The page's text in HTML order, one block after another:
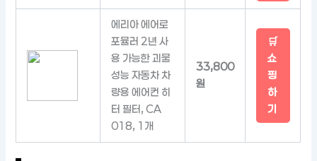
에리아 에어로
포뮬러 2년 사
용 가능한 괴물
성능 자동차 차
량용 에어컨 히
터 필터, CA
018, 1개
33,800
원
🛒
쇼
핑
하
기